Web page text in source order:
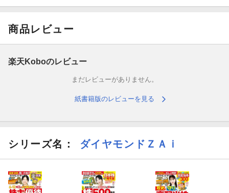
配当&株価が10倍になる株
10年持ちっぱでOK！日本株の常識が一変！
●新10倍株1：誰もが知ってる大型株・優良株で実現
**ほったらかしで配当10倍！**TOPPAN、日テレ、雪印、ニップン
●新10倍株2：世界で躍進する日本7大企業
サムライ7で株価10倍
●新10倍株3：
新興国に進出／AI・半導体／高齢化・人手不足／環
商品レビュー
楽天Koboのレビュー
まだレビューがありません。
紙書籍版のレビューを見る
シリーズ名： ダイヤモンドＺＡｉ